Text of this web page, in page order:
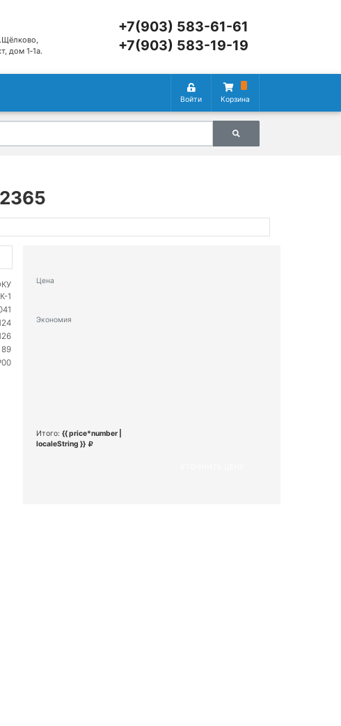
дом 1‑1а.
+7(903) 583-61-61
+7(903) 583-19-19
Войти Корзина
1
89
Цена
Экономия
Итого: {{ price*number |
localeString }}